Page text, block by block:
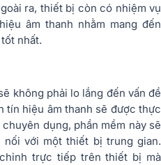
ra, thiết bị còn có nhiệm vụ
âm thanh nhằm mang đến
nhất.
không phải lo lắng đến vấn đề
hiệu âm thanh sẽ được thực
dụng, phần mềm này sẽ
với một thiết bị trung gian.
trực tiếp trên thiết bị mà